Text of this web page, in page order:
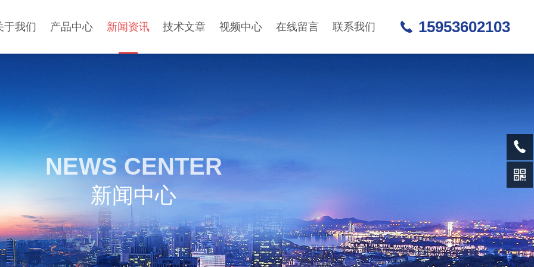
于我们 产品中心 新闻资讯 技术文章 视频中心 在线留言 联系我们 15953602103
NEWS CENTER
新闻中心